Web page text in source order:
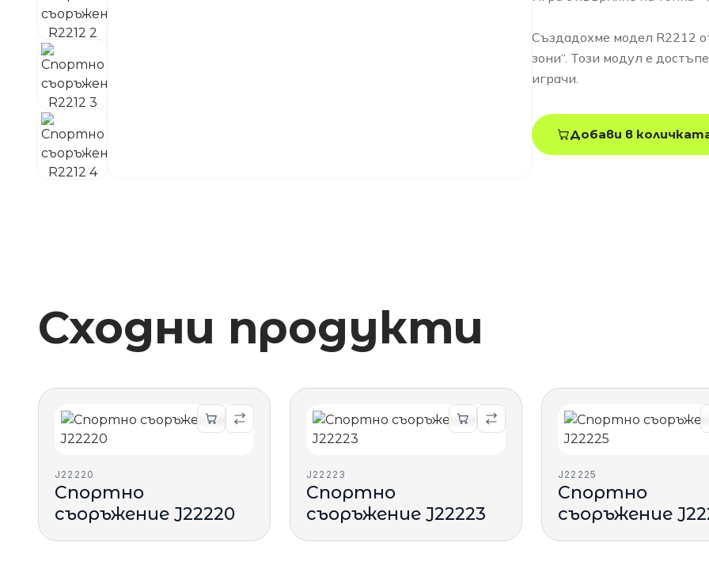
Създадохме модел R2212
зони“. Този модул е
играчи.
Добави в
Сходни продукти
J22220
Спортно
съоръжение J22220
J22223
Спортно
съоръжение J22223
J22225
Спортно
съоръжение